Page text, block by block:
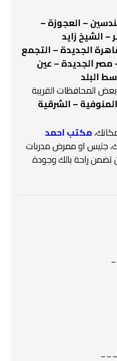
– العجوزة –
الشيخ زايد
الجديدة – التجمع
الجديدة – عين
البلد
المحافظات القريبة
– الشرقية
مكتب احمد
جليس او ممرض مدربات
راحة بالك وجودة